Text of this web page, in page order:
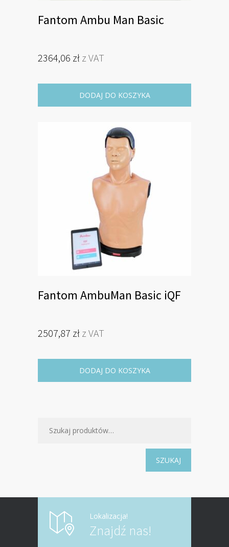
Fantom Ambu Man Basic
2364,06 zł z VAT
DODAJ DO KOSZYKA
Fantom AmbuMan Basic iQF
2507,87 zł z VAT
DODAJ DO KOSZYKA
SZUKAJ
Lokalizacja!
Znajdź nas!